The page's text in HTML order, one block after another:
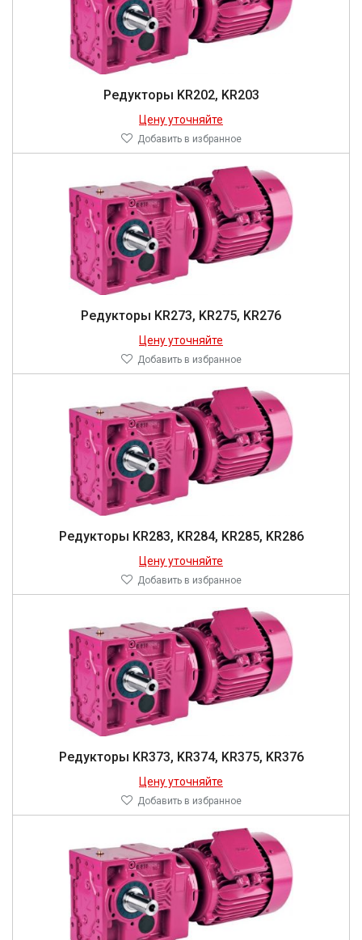
Редукторы KR202, KR203
Цену уточняйте
Добавить в избранное
Редукторы KR273, KR275, KR276
Цену уточняйте
Добавить в избранное
Редукторы KR283, KR284, KR285, KR286
Цену уточняйте
Добавить в избранное
Редукторы KR373, KR374, KR375, KR376
Цену уточняйте
Добавить в избранное